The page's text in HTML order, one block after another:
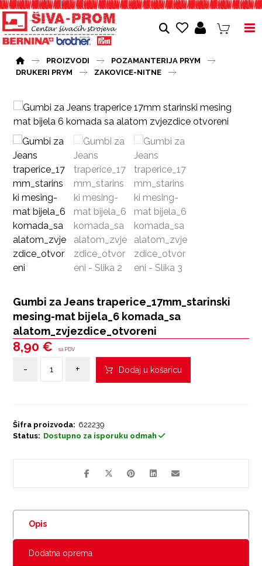
PROIZVODI
POZAMANTERIJA PRYM
DRUKERI PRYM
ZAKOVICE-NITNE
Gumbi za Jeans traperice_17mm_starinski
mesing-mat bijela_6 komada_sa
alatom_zvjezdice_otvoreni
8,90 € sa PDV
- + Dodaj u košaricu
Šifra proizvoda: 622239
Status: Dostupno za isporuku odmah
Opis
Dodatna oprema